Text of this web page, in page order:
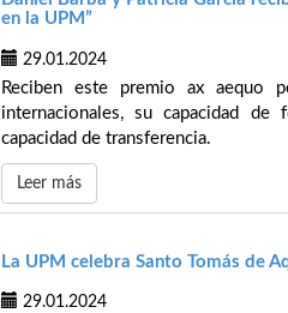
en la UPM”
29.01.2024
Reciben este premio ax aequo
internacionales, su capacidad
capacidad de transferencia.
Leer más
La UPM celebra Santo Tomás de
29.01.2024